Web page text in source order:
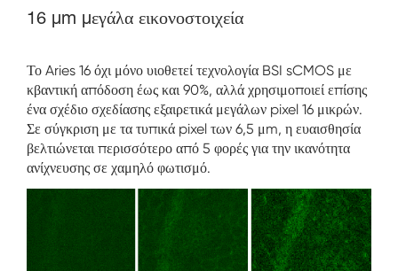
16 μm μεγάλα εικονοστοιχεία
Το Aries 16 όχι μόνο υιοθετεί τεχνολογία BSI sCMOS με
κβαντική απόδοση έως και 90%, αλλά χρησιμοποιεί επίσης
ένα σχέδιο σχεδίασης εξαιρετικά μεγάλων pixel 16 μικρών.
Σε σύγκριση με τα τυπικά pixel των 6,5 μm, η ευαισθησία
βελτιώνεται περισσότερο από 5 φορές για την ικανότητα
ανίχνευσης σε χαμηλό φωτισμό.